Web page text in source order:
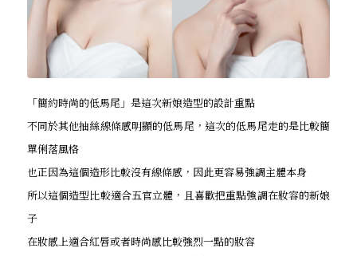
「簡約時尚的低馬尾」是這次新娘造型的設計重點
不同於其他抽絲線條感明顯的低馬尾，這次的低馬尾走的是比較簡
單俐落風格
也正因為這個造形比較沒有線條感，因此更容易強調主體本身
所以這個造型比較適合五官立體，且喜歡把重點強調在妝容的新娘
子
在妝感上適合紅唇或者時尚感比較強烈一點的妝容